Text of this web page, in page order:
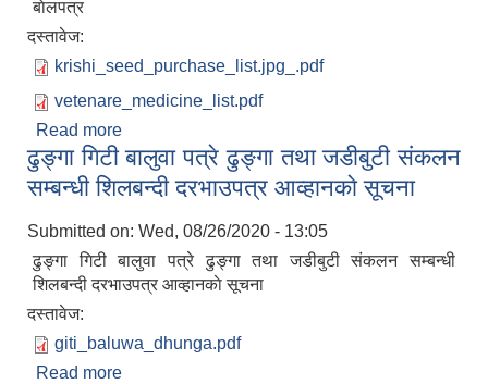
बाेलपत्र
दस्तावेज:
krishi_seed_purchase_list.jpg_.pdf
vetenare_medicine_list.pdf
Read more
कृषि सेवा कार्यक्रम अन्तर्गत विभिन्न जातका तरकारी बिउ
खरिद सम्बन्धि बाेलपत्र
ढुङ्गा गिटी बालुवा पत्रे ढुङ्गा तथा जडीबुटी स‌ंकलन
सम्बन्धी शिलबन्दी दरभाउपत्र आव्हानकाे सूचना
Submitted on: Wed, 08/26/2020 - 13:05
ढुङ्गा गिटी बालुवा पत्रे ढुङ्गा तथा जडीबुटी स‌ंकलन सम्बन्धी
शिलबन्दी दरभाउपत्र आव्हानकाे सूचना
दस्तावेज:
giti_baluwa_dhunga.pdf
Read more